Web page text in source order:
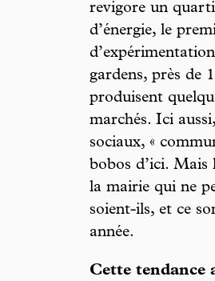
revigore un
d’énergie, le
gardens, près de
produisent
marchés. Ici
sociaux, «
bobos d’ici.
la mairie qui ne
soient-ils, et ce
année.
Cette tendance